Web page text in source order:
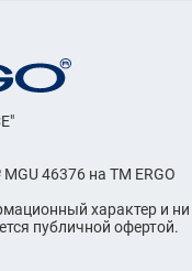
46376 на ТМ ERGO
характер и ни
публичной офертой.